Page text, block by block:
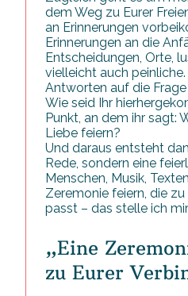
dem Weg zu Eurer
an Erinnerungen
Erinnerungen an die
Entscheidungen, Orte,
vielleicht auch
Antworten auf die Frage
Wie seid Ihr
Punkt, an dem ihr sagt:
Liebe feiern?
Und daraus entsteht
Rede, sondern eine
Menschen, Musik,
Zeremonie feiern, die zu
passt – das stelle ich
„Eine
zu Eurer